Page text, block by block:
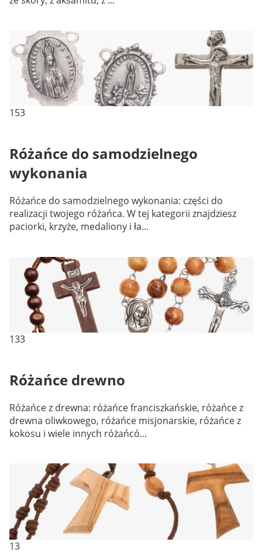
153
Różańce do samodzielnego
wykonania
Różańce do samodzielnego wykonania: części do
realizacji twojego różańca. W tej kategorii znajdziesz
paciorki, krzyże, medaliony i ła...
133
Różańce drewno
Różańce z drewna: różańce franciszkańskie, różańce z
drewna oliwkowego, różańce misjonarskie, różańce z
kokosu i wiele innych różańcó...
13